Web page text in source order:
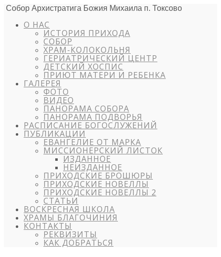
Собор Архистратига Божия Михаила п. Токсово
О НАС
ИСТОРИЯ ПРИХОДА
СОБОР
ХРАМ-КОЛОКОЛЬНЯ
ГЕРИАТРИЧЕСКИЙ ЦЕНТР
ДЕТСКИЙ ХОСПИС
ПРИЮТ МАТЕРИ И РЕБЕНКА
ГАЛЕРЕЯ
ФОТО
ВИДЕО
ПАНОРАМА СОБОРА
ПАНОРАМА ПОДВОРЬЯ
РАСПИСАНИЕ БОГОСЛУЖЕНИЙ
ПУБЛИКАЦИИ
ЕВАНГЕЛИЕ ОТ МАРКА
МИССИОНЕРСКИЙ ЛИСТОК
ИЗДАННОЕ
НЕИЗДАННОЕ
ПРИХОДСКИЕ БРОШЮРЫ
ПРИХОДСКИЕ НОВЕЛЛЫ
ПРИХОДСКИЕ НОВЕЛЛЫ 2
СТАТЬИ
ВОСКРЕСНАЯ ШКОЛА
ХРАМЫ БЛАГОЧИНИЯ
КОНТАКТЫ
РЕКВИЗИТЫ
КАК ДОБРАТЬСЯ